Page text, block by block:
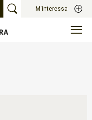
M'interessa